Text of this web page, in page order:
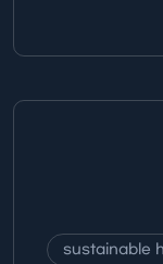
sustainable